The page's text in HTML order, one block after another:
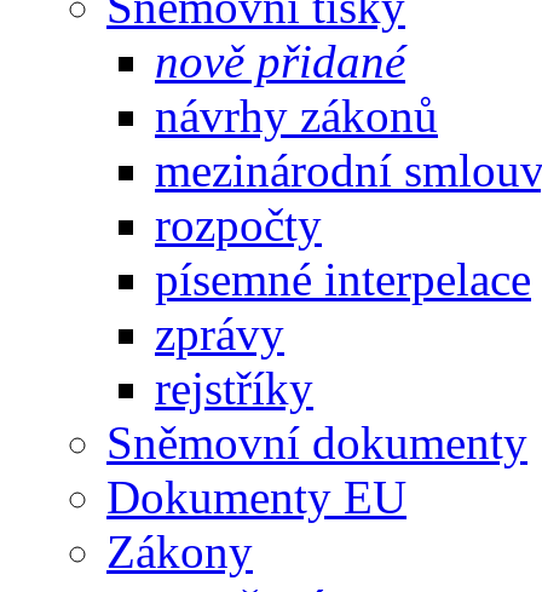
nově přidané
návrhy zákonů
mezinárodní
rozpočty
písemné interpelace
zprávy
rejstříky
Sněmovní dokumenty
Dokumenty EU
Zákony